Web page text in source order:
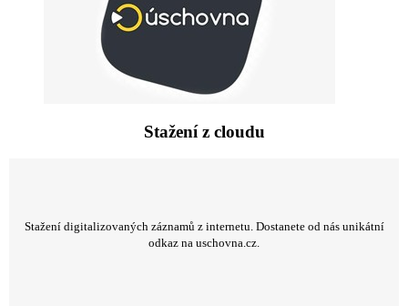
Stažení z cloudu
Stažení digitalizovaných záznamů z internetu. Dostanete od nás unikátní
odkaz na uschovna.cz.